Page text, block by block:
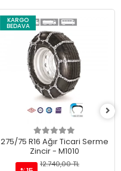
KARGO
BEDAVA
275/75 R16 Ağır Ticari Serme
Zincir - M1010
12.740,00 TL